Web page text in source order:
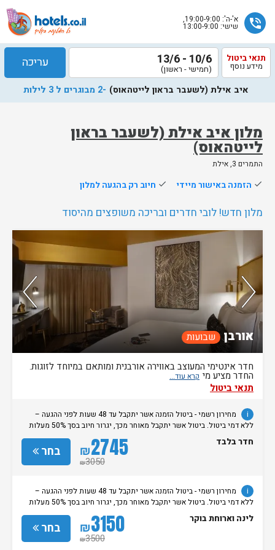
phone_in_talk א'-ה': 19:00-9:00,
שישי: 13:00-9:00
מלון איב אילת (לשעבר בראון
לייטהאוס)
התמרים 3, אילת
תנאי ביטול
מידע נוסף 10/6 - 13/6
(חמישי - ראשון) עריכה
איב אילת (לשעבר בראון לייטהאוס) -2 מבוגרים ל 3 לילות
done הזמנה באישור מיידי done חיוב רק בהגעה למלון
מלון חדש! לובי חדרים ובריכה משופצים מהיסוד
75% מהאורחים ששהו בחדר אהבו אותו
74% מהזוגות ששהו בחדר זה אהבו אותו
אורבן שבועות
חדר אינטימי המעוצב באווירה אורבנית ומותאם במיוחד לזוגות.
החדר מציע מי
תנאי ביטול
i
מחירון רשמי - ביטול הזמנה אשר יתקבל עד 48 שעות לפני ההגעה –
ללא דמי ביטול. ביטול אשר יתקבל מאוחר מכך, יגרור חיוב בסך 50% מעלות
ההזמנה. אי הגעה ללא כל הודעה מוקדמת תגרור חיוב בסך 100% מעלות
ההזמנה. מדיניות קבלת/עזיבת חדרים: שעת קבלת החדרים הינה החל מהשעה
15:00. בימי שבת / חג: קבלת חדרים החל מצאת השבת/החג. שעת עזיבת
חדרים בכל ימות השבוע עד השעה 11:00. בימי שבת/ חג: עזיבת החדרים עד
בחר ₪2745
₪3050
חדר בלבד
i
מחירון רשמי - ביטול הזמנה אשר יתקבל עד 48 שעות לפני ההגעה –
ללא דמי ביטול. ביטול אשר יתקבל מאוחר מכך, יגרור חיוב בסך 50% מעלות
ההזמנה. אי הגעה ללא כל הודעה מוקדמת תגרור חיוב בסך 100% מעלות
ההזמנה. מדיניות קבלת/עזיבת חדרים: שעת קבלת החדרים הינה החל מהשעה
15:00. בימי שבת / חג: קבלת חדרים החל מצאת השבת/החג. שעת עזיבת
חדרים בכל ימות השבוע עד השעה 11:00. בימי שבת/ חג: עזיבת החדרים עד
בחר ₪3150
₪3500
לינה וארוחת בוקר
שלח
נציג
יחזור
בשעות